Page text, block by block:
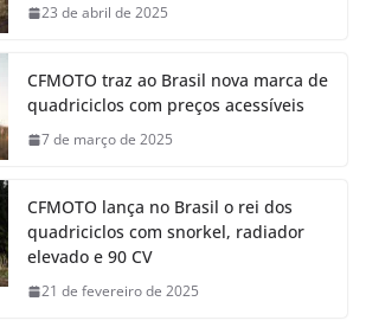
23 de abril de 2025
CFMOTO traz ao Brasil nova marca de
quadriciclos com preços acessíveis
7 de março de 2025
CFMOTO lança no Brasil o rei dos
quadriciclos com snorkel, radiador
elevado e 90 CV
21 de fevereiro de 2025